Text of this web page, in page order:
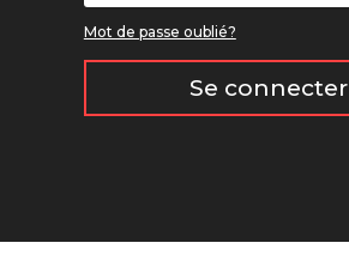
Mot de passe oublié?
Se connecter